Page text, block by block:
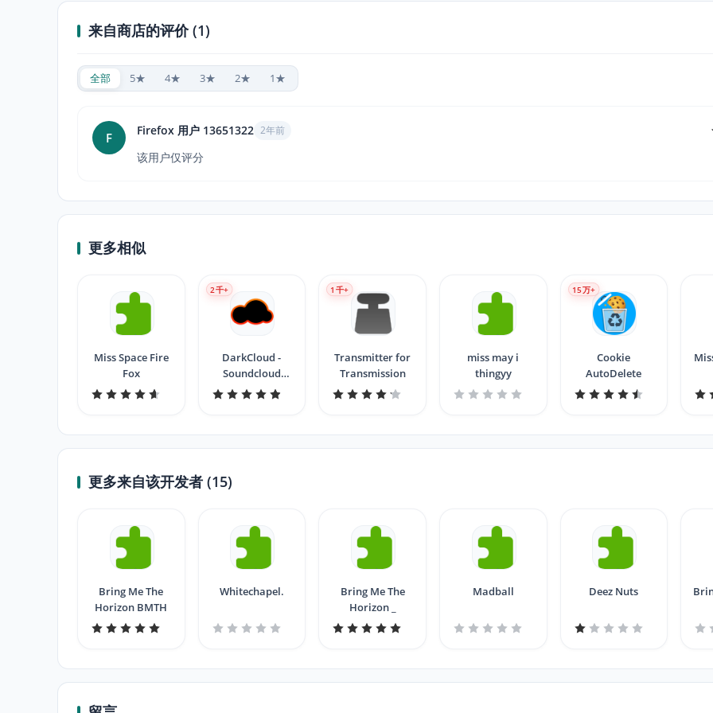
来自商店的评价 (1)
全部 5★ 4★ 3★ 2★ 1★
F Firefox 用户 13651322 2年前
该用户仅评分
更多相似
Miss Space Fire
Fox
DarkCloud -
Soundcloud
Night Mode
2千+
Transmitter for
Transmission
1 千+
miss may i
thingyy
Cookie
AutoDelete
15万+
更多来自该开发者 (15)
Bring Me The
Horizon BMTH
Whitechapel.
Bring Me The
Horizon _
Madball Deez Nuts